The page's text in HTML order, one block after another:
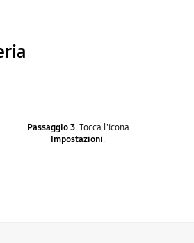
Passaggio 3.Tocca l'icona
Impostazioni.